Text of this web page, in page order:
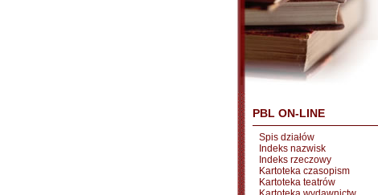
PBL ON-LINE
Spis działów
Indeks nazwisk
Indeks rzeczowy
Kartoteka czasopism
Kartoteka teatrów